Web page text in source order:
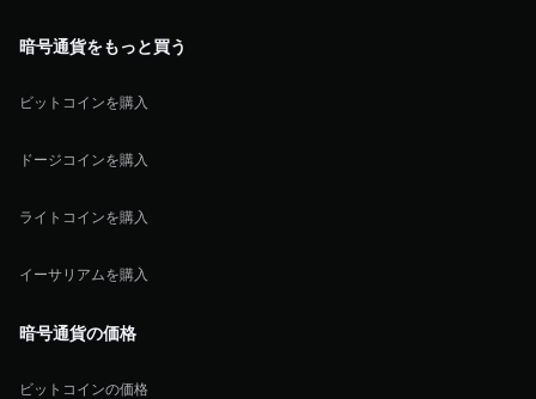
暗号通貨をもっと買う
ビットコインを購入
ドージコインを購入
ライトコインを購入
イーサリアムを購入
暗号通貨の価格
ビットコインの価格